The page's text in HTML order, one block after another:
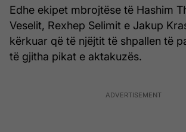
Edhe ekipet mbrojtëse të Hashim
Veselit, Rexhep Selimit e Jakup
kërkuar që të njëjtit të shpallen të
të gjitha pikat e aktakuzës.